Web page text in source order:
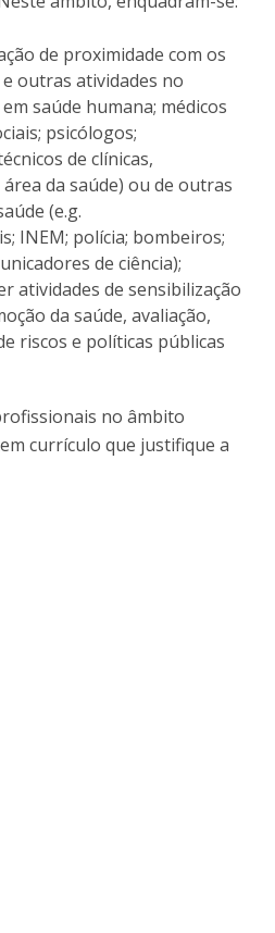
de proximidade com os
outras atividades no
saúde humana; médicos
psicólogos;
de clínicas,
da saúde) ou de outras
(e.g.
INEM; polícia; bombeiros;
de ciência);
atividades de sensibilização
da saúde, avaliação,
riscos e políticas públicas
no âmbito
currículo que justifique a